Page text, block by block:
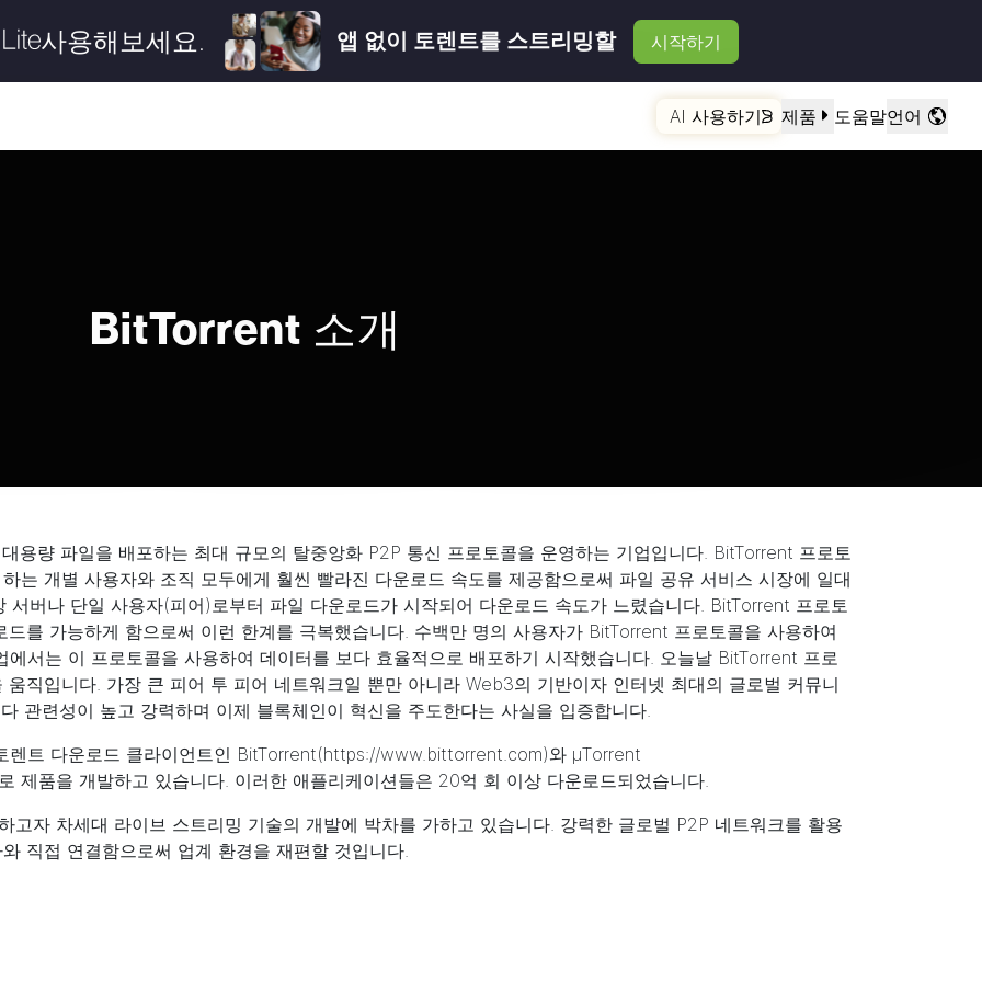
사용해보세요. 앱 없이 토렌트를 스트리밍할 시작하기
AI 사용하기 제품 도움말언어
BitTorrent 소개
용량 파일을 배포하는 최대 규모의 탈중앙화 P2P 통신 프로토콜을 운영하는 기업입니다. BitTorrent 프로토
는 개별 사용자와 조직 모두에게 훨씬 빨라진 다운로드 속도를 제공함으로써 파일 공유 서비스 시장에 일대
버나 단일 사용자(피어)로부터 파일 다운로드가 시작되어 다운로드 속도가 느렸습니다. BitTorrent 프로토
를 가능하게 함으로써 이런 한계를 극복했습니다. 수백만 명의 사용자가 BitTorrent 프로토콜을 사용하여
서는 이 프로토콜을 사용하여 데이터를 보다 효율적으로 배포하기 시작했습니다. 오늘날 BitTorrent 프로
직입니다. 가장 큰 피어 투 피어 네트워크일 뿐만 아니라 Web3의 기반이자 인터넷 최대의 글로벌 커뮤니
관련성이 높고 강력하며 이제 블록체인이 혁신을 주도한다는 사실을 입증합니다.
렌트 다운로드 클라이언트인 BitTorrent(https://www.bittorrent.com)와 µTorrent
제품을 개발하고 있습니다. 이러한 애플리케이션들은 20억 회 이상 다운로드되었습니다.
고자 차세대 라이브 스트리밍 기술의 개발에 박차를 가하고 있습니다. 강력한 글로벌 P2P 네트워크를 활용
직접 연결함으로써 업계 환경을 재편할 것입니다.